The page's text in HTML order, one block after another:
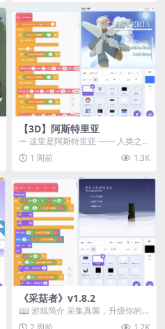
【3D】阿斯特里亚
ー 这里是阿斯特里亚 —— 人类之
罪与未来希望交汇之地 📖 游戏简
介 《阿斯特里...
1 周前 1.3K
《采菇者》v1.8.2
📖 游戏简介 采集真菌，升级你的
机体，并前往未知领域探索。 这是